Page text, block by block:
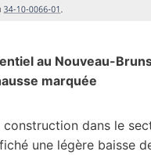
au Nouveau-
marquée
construction dans le
une légère baisse